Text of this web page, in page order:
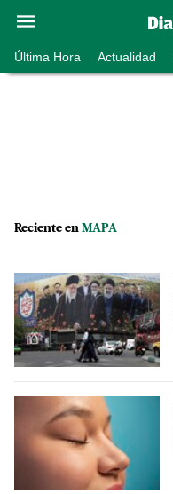
Última Hora Actualidad
Reciente en MAPA